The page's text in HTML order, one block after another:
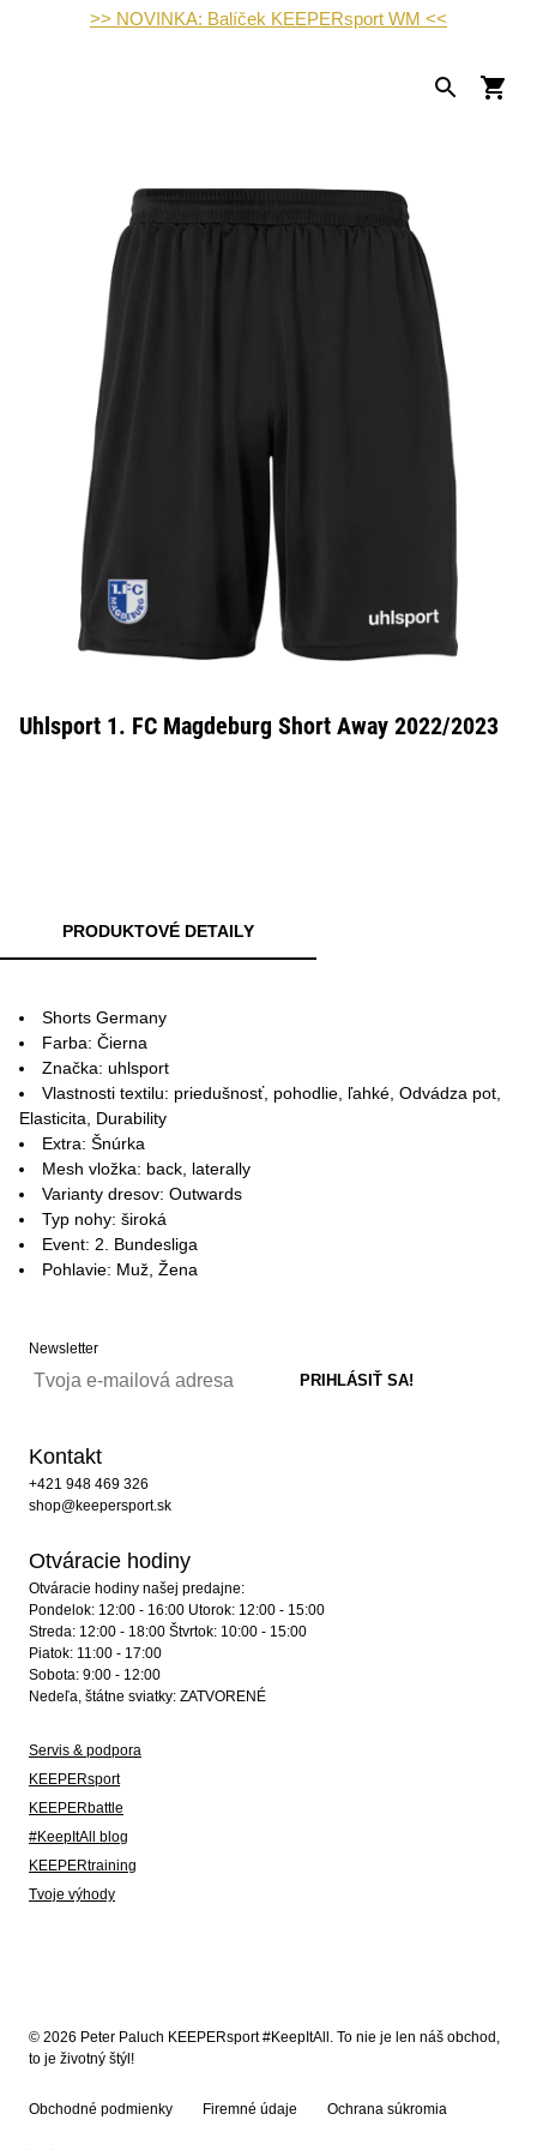
>> NOVINKA: Balíček KEEPERsport WM <<
Uhlsport 1. FC Magdeburg Short Away 2022/2023
PRODUKTOVÉ DETAILY
Shorts Germany
Farba: Čierna
Značka: uhlsport
Vlastnosti textilu: priedušnosť, pohodlie, ľahké, Odvádza pot,
Elasticita, Durability
Extra: Šnúrka
Mesh vložka: back, laterally
Varianty dresov: Outwards
Typ nohy: široká
Event: 2. Bundesliga
Pohlavie: Muž, Žena
Newsletter
Kontakt
+421 948 469 326
shop@keepersport.sk
Otváracie hodiny
Otváracie hodiny našej predajne:
Pondelok: 12:00 - 16:00 Utorok: 12:00 - 15:00
Streda: 12:00 - 18:00 Štvrtok: 10:00 - 15:00
Piatok: 11:00 - 17:00
Sobota: 9:00 - 12:00
Nedeľa, štátne sviatky: ZATVORENÉ
Servis & podpora
KEEPERsport
KEEPERbattle
#KeepItAll blog
KEEPERtraining
Tvoje výhody
© 2026 Peter Paluch KEEPERsport #KeepItAll. To nie je len náš obchod,
to je životný štýl!
Obchodné podmienky Firemné údaje Ochrana súkromia